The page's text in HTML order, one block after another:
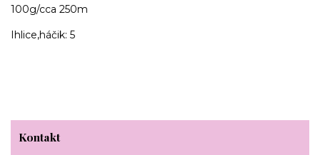
100g/cca 250m
Ihlice,háčik: 5
Kontakt